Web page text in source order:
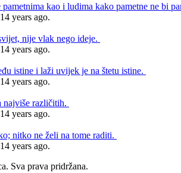
kao i ludima kako pametne ne bi
years ago.
nije vlak nego ideje.
years ago.
istine i laži uvijek je na štetu istine.
years ago.
najviše različitih.
years ago.
nitko ne želi na tome raditi.
years ago.
Sva prava pridržana.